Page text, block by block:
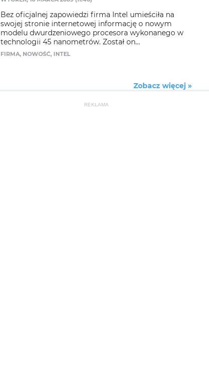
Bez oficjalnej zapowiedzi firma Intel umieściła na
swojej stronie internetowej informację o nowym
modelu dwurdzeniowego procesora wykonanego w
technologii 45 nanometrów. Został on...
FIRMA, NOWOŚĆ, INTEL
Zobacz więcej »
REKLAMA